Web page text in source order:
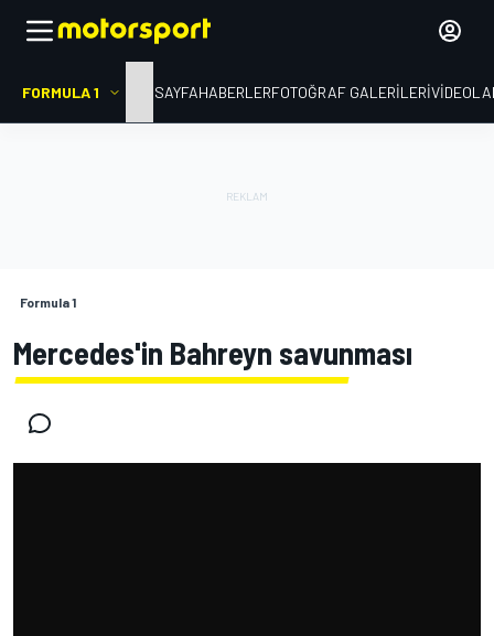
FORMULA 1 ANA SAYFAHABERLERFOTOĞRAF GALERILERI
Formula 1
Mercedes'in Bahreyn savunması